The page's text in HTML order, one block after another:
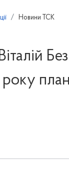
Новини ТСК
року